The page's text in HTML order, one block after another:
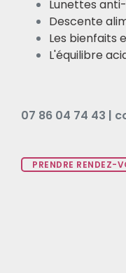
Lunettes
Descente
Les bienfaits
L'équilibre
07 86 04 74 43 |
PRENDRE RENDEZ-